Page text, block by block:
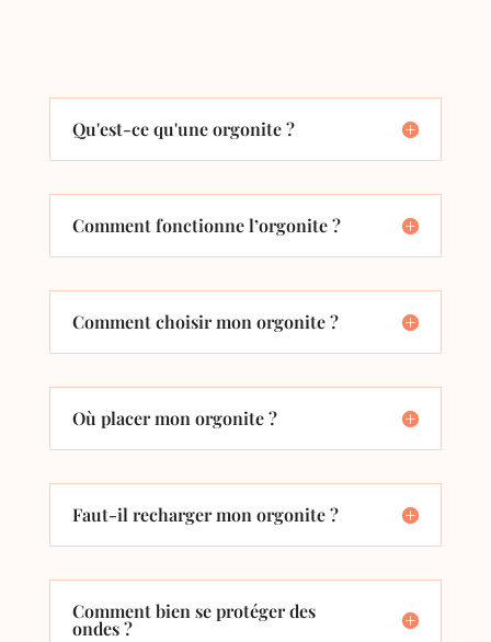
Qu'est-ce qu'une orgonite ?
Comment fonctionne l’orgonite ?
Comment choisir mon orgonite ?
Où placer mon orgonite ?
Faut-il recharger mon orgonite ?
Comment bien se protéger des
ondes ?